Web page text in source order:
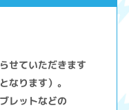
せていただきます
なります）。
レットなどの